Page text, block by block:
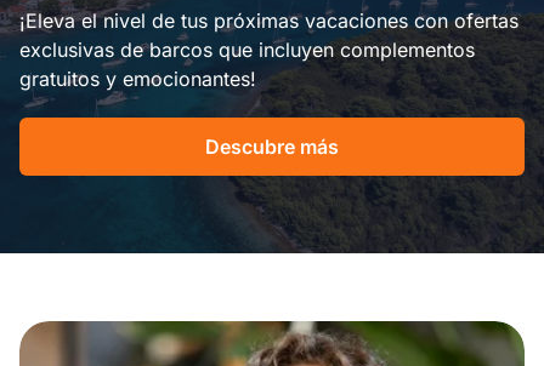
¡Eleva el nivel de tus próximas vacaciones con ofertas
exclusivas de barcos que incluyen complementos
gratuitos y emocionantes!
Descubre más